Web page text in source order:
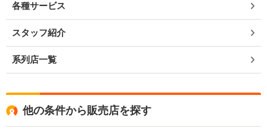
各種サービス
スタッフ紹介
系列店一覧
他の条件から販売店を探す